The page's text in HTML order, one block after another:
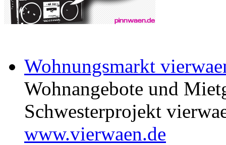
Wohnungsmarkt
Wohnangebote und
Schwesterprojekt
www.vierwaen.de